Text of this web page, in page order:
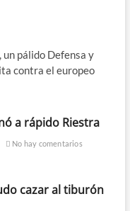
un pálido Defensa y
contra el europeo
a rápido Riestra
No hay comentarios
cazar al tiburón